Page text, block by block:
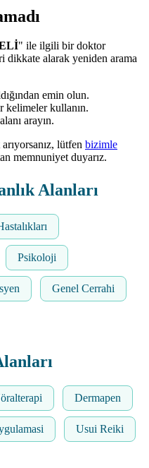
" ile ilgili bir doktor
dikkate alarak yeniden arama
emin olun.
kelimeler kullanın.
arayın.
lütfen bizimle
memnuniyet duyarız.
Alanları
Psikoloji
Genel Cerrahi
Dermapen
Usui Reiki